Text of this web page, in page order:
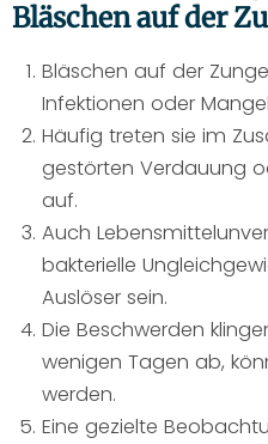
Bläschen auf der
Bläschen auf der
Infektionen oder
Häufig treten sie im
gestörten Verdauung
auf.
Auch
bakterielle
Auslöser sein.
Die Beschwerden
wenigen Tagen ab,
werden.
Eine gezielte